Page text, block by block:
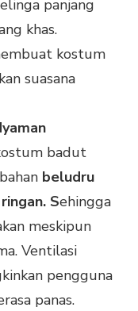
panjang
khas.
kostum
suasana
badut
beludru
Sehingga
meskipun
Ventilasi
pengguna
panas.